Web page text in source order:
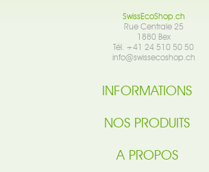
SwissEcoShop.ch
Rue Centrale 25
1880 Bex
Tél. +41 24 510 50 50
info@swissecoshop.ch
INFORMATIONS
NOS PRODUITS
A PROPOS